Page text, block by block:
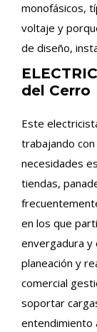
monofásicos,
voltaje y
de diseño,
del Cerro
Este
trabajando
necesidades
tiendas,
en los que
envergadura y
planeación y
comercial
soportar
entendimiento